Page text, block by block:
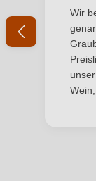
Jahrgang
Land
Ihr
Wir